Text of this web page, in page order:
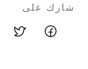
شارك على